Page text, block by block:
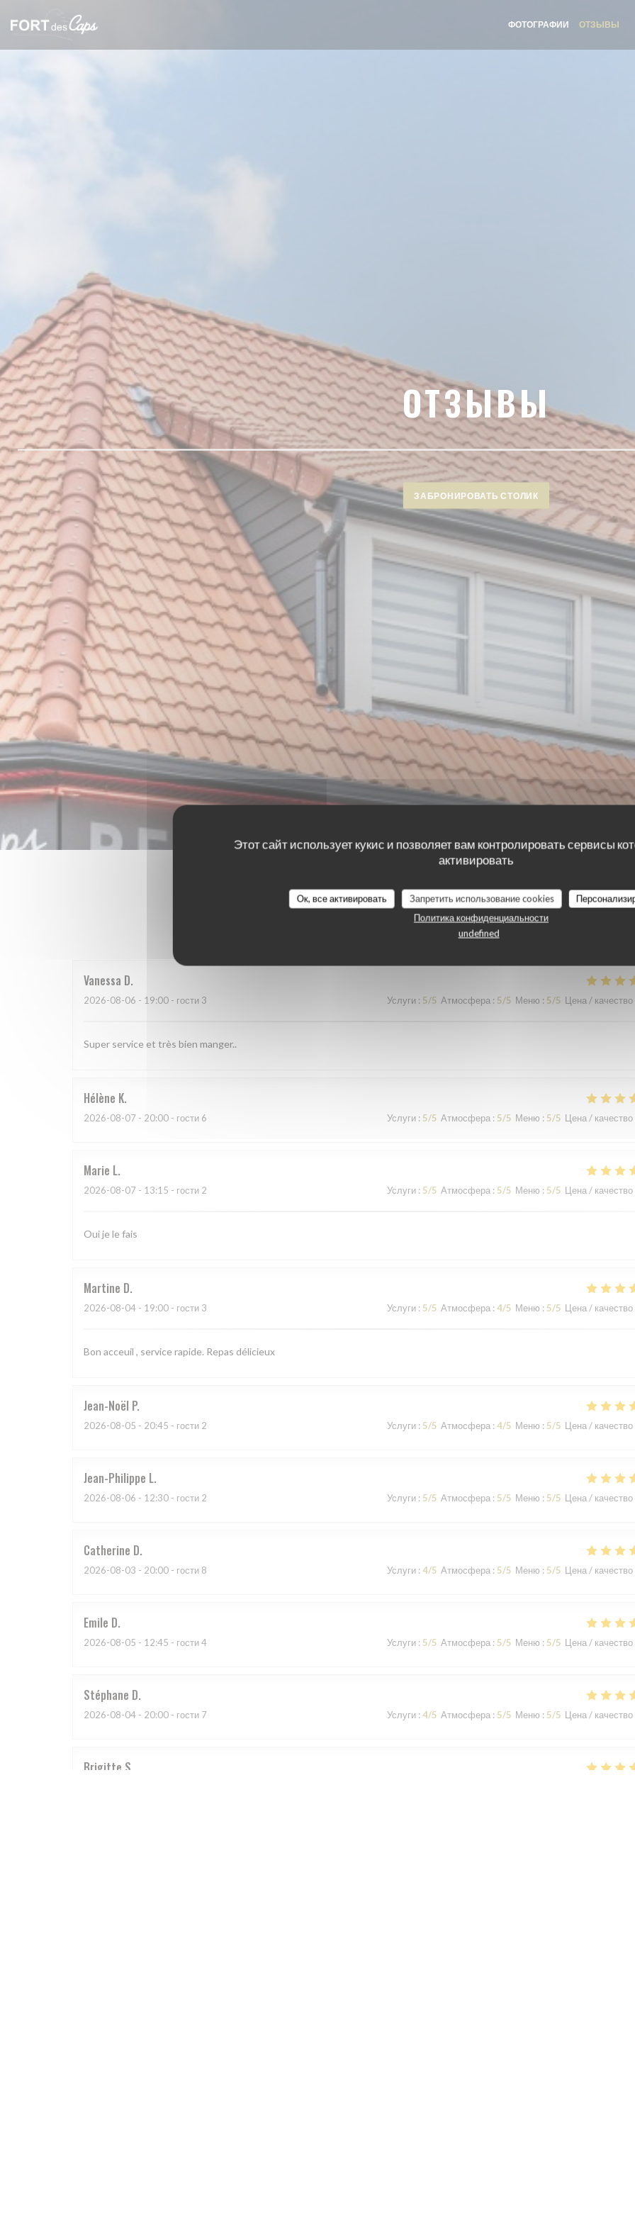
Этот сайт использует кукис и позволяет вам контролировать сервисы
активировать
Ок, все активировать Запретить использование cookies
Политика конфиденциальности
undefined
ФОТОГРАФИИ ОТЗЫВЫ
ОТЗЫВЫ
ЗАБРОНИРОВАТЬ СТОЛИК
Оценки наших посетителей
Vanessa D
2026-08-06 - 19:00 - гости 3 Услуги : 5/5 Атмосфера : 5/5 Меню : 5/5 Цена / качество
Super service et très bien manger..
Hélène K
2026-08-07 - 20:00 - гости 6 Услуги : 5/5 Атмосфера : 5/5 Меню : 5/5 Цена / качество
Marie L
2026-08-07 - 13:15 - гости 2 Услуги : 5/5 Атмосфера : 5/5 Меню : 5/5 Цена / качество
Oui je le fais
Martine D
2026-08-04 - 19:00 - гости 3 Услуги : 5/5 Атмосфера : 4/5 Меню : 5/5 Цена / качество
Bon acceuil , service rapide. Repas délicieux
Jean-Noël P
2026-08-05 - 20:45 - гости 2 Услуги : 5/5 Атмосфера : 4/5 Меню : 5/5 Цена / качество
Jean-Philippe L
2026-08-06 - 12:30 - гости 2 Услуги : 5/5 Атмосфера : 5/5 Меню : 5/5 Цена / качество
Catherine D
2026-08-03 - 20:00 - гости 8 Услуги : 4/5 Атмосфера : 5/5 Меню : 5/5 Цена / качество
Emile D
2026-08-05 - 12:45 - гости 4 Услуги : 5/5 Атмосфера : 5/5 Меню : 5/5 Цена / качество
Stéphane D
2026-08-04 - 20:00 - гости 7 Услуги : 4/5 Атмосфера : 5/5 Меню : 5/5 Цена / качество
Brigitte S